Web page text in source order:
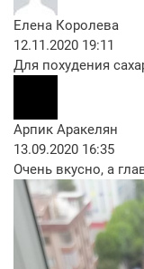
Елена Королева
12.11.2020 19:11
Для похудения
Арпик Аракелян
13.09.2020 16:35
Очень вкусно, а